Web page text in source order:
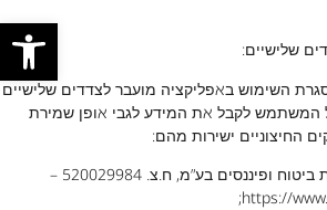
פתח
שלישיים:
השימוש באפליקציה מועבר לצדדים שלישיים
המשתמש לקבל את המידע לגבי אופן שמירת
החיצוניים ישירות מהם:
מגדל אחזקות ביטוח ופיננסים בע”מ, ח.צ. 520029984 –
https://
;